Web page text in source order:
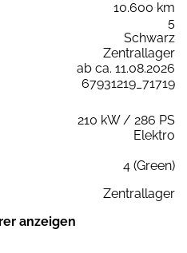
10.600 km
5
Schwarz
Zentrallager
ab ca. 11.08.2026
67931219_71719
210 kW / 286 PS
Elektro
4 (Green)
Zentrallager
anzeigen